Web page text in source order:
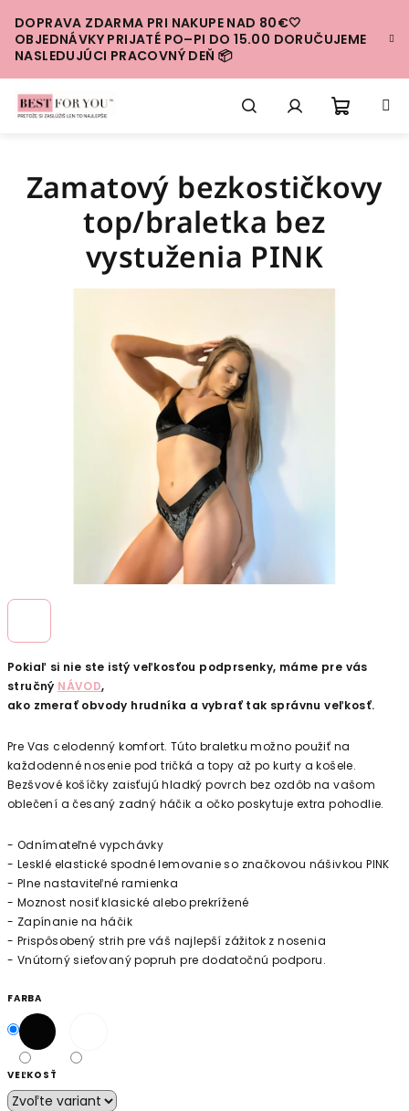
na
obsah
DOPRAVA ZDARMA PRI NAKUPE NAD 80€🤍
OBJEDNÁVKY PRIJATÉ PO–PI DO 15.00 DORUČUJEME
NASLEDUJÚCI PRACOVNÝ DEŇ 📦
košík
Pokiaľ si nie ste istý veľkosťou podprsenky, máme pre vás
stručný NÁVOD,
ako zmerať obvody hrudníka a vybrať tak správnu veľkosť.
Pre Vas celodenný komfort. Túto braletku možno použiť na
každodenné nosenie pod tričká a topy až po kurty a košele.
Bezšvové košíčky zaisťujú hladký povrch bez ozdôb na vašom
oblečení a česaný zadný háčik a očko poskytuje extra pohodlie.
- Odnímateľné vypchávky
- Lesklé elastické spodné lemovanie so značkovou nášivkou PINK
- Plne nastaviteľné ramienka
- Moznost nosiť klasické alebo prekrížené
- Zapínanie na háčik
- Prispôsobený strih pre váš najlepší zážitok z nosenia
- Vnútorný sieťovaný popruh pre dodatočnú podporu.
FARBA
VEĽKOSŤ
Zamatový bezkostičkovy
top/braletka bez
vystuženia PINK